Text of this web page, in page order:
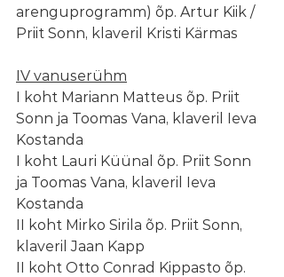
arenguprogramm) õp. Artur Kiik /
Priit Sonn, klaveril Kristi Kärmas
IV vanuserühm
I koht Mariann Matteus õp. Priit
Sonn ja Toomas Vana, klaveril Ieva
Kostanda
I koht Lauri Küünal õp. Priit Sonn
ja Toomas Vana, klaveril Ieva
Kostanda
II koht Mirko Sirila õp. Priit Sonn,
klaveril Jaan Kapp
II koht Otto Conrad Kippasto õp.